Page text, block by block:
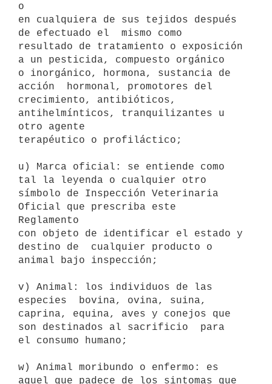
o
en cualquiera de sus tejidos después
de efectuado el  mismo como
resultado de tratamiento o exposición
a un pesticida, compuesto orgánico
o inorgánico, hormona, sustancia de
acción  hormonal, promotores del
crecimiento, antibióticos,
antihelmínticos, tranquilizantes u
otro agente
terapéutico o profiláctico;
u) Marca oficial: se entiende como
tal la leyenda o cualquier otro
símbolo de Inspección Veterinaria
Oficial que prescriba este
Reglamento
con objeto de identificar el estado y
destino de  cualquier producto o
animal bajo inspección;
v) Animal: los individuos de las
especies  bovina, ovina, suina,
caprina, equina, aves y conejos que
son destinados al sacrificio  para
el consumo humano;
w) Animal moribundo o enfermo: es
aquel que padece de los sintomas que